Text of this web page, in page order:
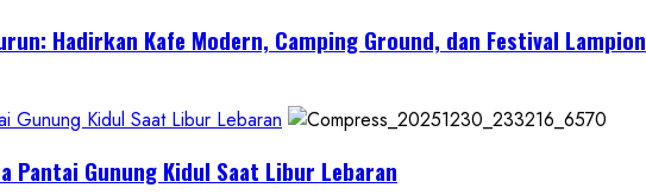
Hadirkan Kafe Modern, Camping Ground, dan Festival Lampion
Gunung Kidul Saat Libur Lebaran
Pantai Gunung Kidul Saat Libur Lebaran